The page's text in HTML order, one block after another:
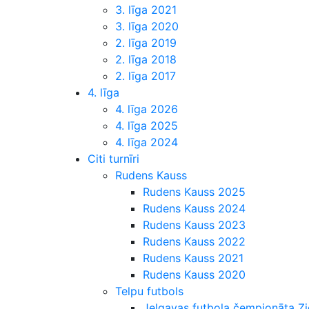
3. līga 2021
3. līga 2020
2. līga 2019
2. līga 2018
2. līga 2017
4. līga
4. līga 2026
4. līga 2025
4. līga 2024
Citi turnīri
Rudens Kauss
Rudens Kauss 2025
Rudens Kauss 2024
Rudens Kauss 2023
Rudens Kauss 2022
Rudens Kauss 2021
Rudens Kauss 2020
Telpu futbols